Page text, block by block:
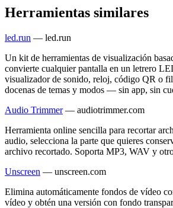
Herramientas similares
led.run — led.run
Un kit de herramientas de visualización
convierte cualquier pantalla en un letrero
visualizador de sonido, reloj, código QR o
docenas de temas y modos — sin app, sin
Audio Trimmer — audiotrimmer.com
Herramienta online sencilla para recortar
audio, selecciona la parte que quieres
archivo recortado. Soporta MP3, WAV y
Unscreen — unscreen.com
Elimina automáticamente fondos de vídeo
vídeo y obtén una versión con fondo